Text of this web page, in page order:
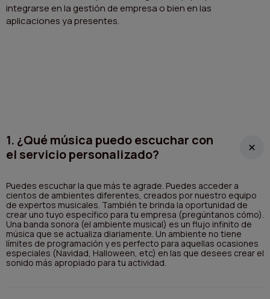
integrarse en la gestión de empresa o bien en las
aplicaciones ya presentes.
1. ¿Qué música puedo escuchar con
el servicio personalizado?
Puedes escuchar la que más te agrade. Puedes acceder a
cientos de ambientes diferentes, creados por nuestro equipo
de expertos musicales. También te brinda la oportunidad de
crear uno tuyo específico para tu empresa (pregúntanos cómo).
Una banda sonora (el ambiente musical) es un flujo infinito de
música que se actualiza diariamente. Un ambiente no tiene
límites de programación y es perfecto para aquellas ocasiones
especiales (Navidad, Halloween, etc) en las que desees crear el
sonido más apropiado para tu actividad.